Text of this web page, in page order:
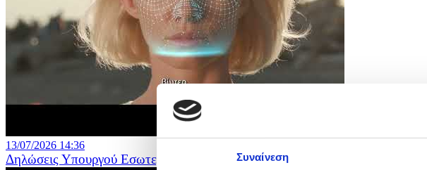
Συναίνεση
13/07/2026 14:36
Δηλώσεις Υπουργού Εσωτερικών για την υπογραφή σύμβασης για